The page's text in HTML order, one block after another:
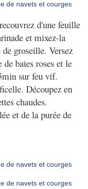
d'une feuille
et mixez-la
de groseille. Versez
de baies roses et le
sur feu vif.
Découpez en
chaudes.
et de la purée de